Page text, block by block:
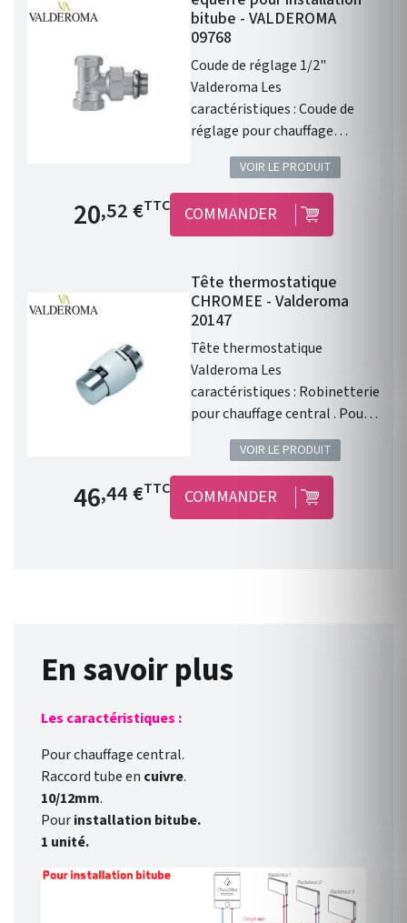
bitube - VALDEROMA
09768
Coude de réglage 1/2"
Valderoma Les
caractéristiques : Coude de
réglage pour chauffage
central. Pour installation
bitube . Coude de réglage 1/2"
équerre . Compatible avec le
chauffage central Valderoma.
VOIR LE PRODUIT
Prix de base
20,52 €TTC COMMANDER
Tête thermostatique
CHROMEE - Valderoma
20147
Tête thermostatique
Valderoma Les
caractéristiques : Robinetterie
pour chauffage central . Pour
installation monotube .
Finition : chromée.
Compatible avec le chauffage
central Valderoma.
VOIR LE PRODUIT
Prix de base
46,44 €TTC COMMANDER
En savoir plus
Les caractéristiques :
Pour chauffage central.
Raccord tube en cuivre.
10/12mm.
Pourinstallation bitube.
1 unité.